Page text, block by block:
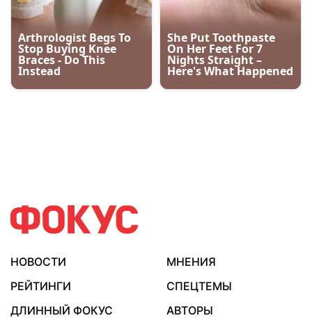
НОВОСТИ
МНЕНИЯ
РЕЙТИНГИ
СПЕЦТЕМЫ
ДЛИННЫЙ ФОКУС
АВТОРЫ